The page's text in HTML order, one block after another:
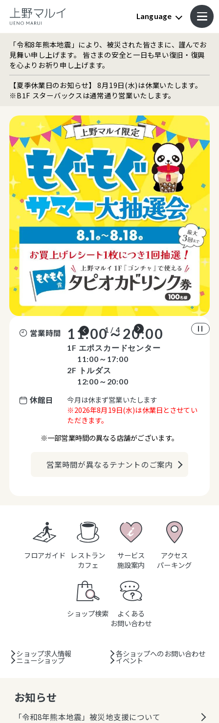
Language
「令和8年熊本地震」により、被災された皆さまに、謹んでお
見舞い申し上げます。 皆さまの安全と一日も早い復旧・復興
を心よりお祈り申し上げます。
【夏季休業日のお知らせ】 8月19日(水)は休業いたします。
※B1F スターバックスは通常通り営業いたします。
1 / 4
営業時間 11:00～20:00
1F エポスカードセンター
11:00～17:00
2F トルダス
12:00～20:00
休館日
今月は休まず営業いたします
※2026年8月19日(水)は休業日とさせてい
ただきます。
※一部営業時間の異なる店舗がございます。
営業時間が異なるテナントのご案内
フロアガイド
アクセス
パーキング
レストラン
カフェ
ショップ検索
サービス
施設案内
よくある
お問い合わせ
ショップ求人情報 各ショップへのお問い合わせ
ニューショップ イベント
お知らせ
「令和8年熊本地震」被災地支援について